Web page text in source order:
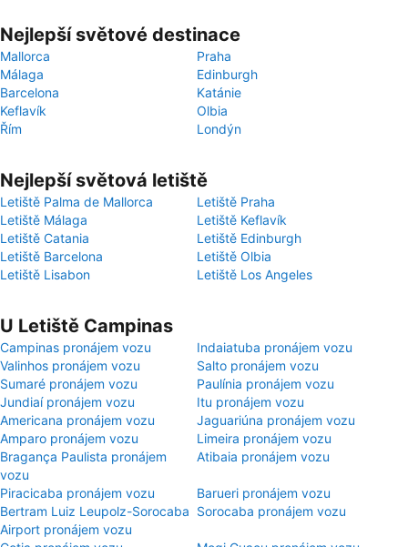
Nejlepší světové destinace
Mallorca
Praha
Málaga
Edinburgh
Barcelona
Katánie
Keflavík
Olbia
Řím
Londýn
Nejlepší světová letiště
Letiště Palma de Mallorca
Letiště Praha
Letiště Málaga
Letiště Keflavík
Letiště Catania
Letiště Edinburgh
Letiště Barcelona
Letiště Olbia
Letiště Lisabon
Letiště Los Angeles
U Letiště Campinas
Campinas pronájem vozu
Indaiatuba pronájem vozu
Valinhos pronájem vozu
Salto pronájem vozu
Sumaré pronájem vozu
Paulínia pronájem vozu
Jundiaí pronájem vozu
Itu pronájem vozu
Americana pronájem vozu
Jaguariúna pronájem vozu
Amparo pronájem vozu
Limeira pronájem vozu
Bragança Paulista pronájem
vozu
Atibaia pronájem vozu
Piracicaba pronájem vozu
Barueri pronájem vozu
Bertram Luiz Leupolz-Sorocaba
Airport pronájem vozu
Sorocaba pronájem vozu